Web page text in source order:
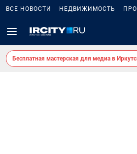
ВСЕ НОВОСТИ НЕДВИЖИМОСТЬ
Бесплатная мастерская для медиа в